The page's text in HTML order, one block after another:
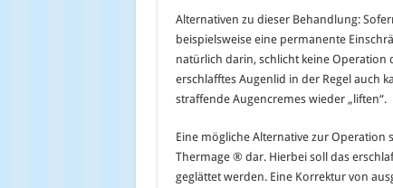
Alternativen zu dieser Behandlung:
beispielsweise eine permanente
natürlich darin, schlicht keine Operation
erschlafftes Augenlid in der Regel auch
straffende Augencremes wieder „liften“.
Eine mögliche Alternative zur Operation
Thermage ® dar. Hierbei soll das
geglättet werden. Eine Korrektur von